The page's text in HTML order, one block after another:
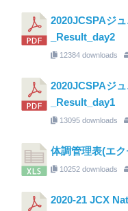
2020JCSPAジ
_Result_day2
12384 downloads
2020JCSPAジ
_Result_day1
13095 downloads
体調管理表(エ
10252 downloads
2020-21 JCX